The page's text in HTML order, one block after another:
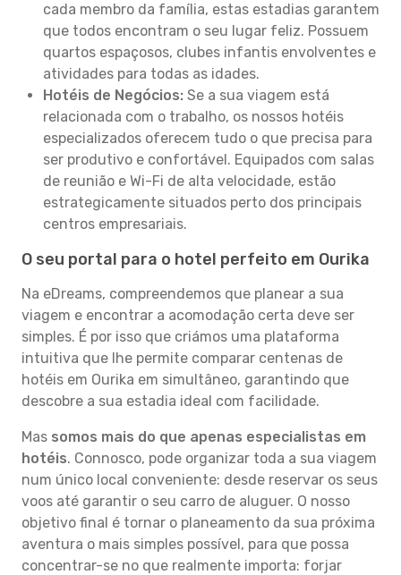
cada membro da família, estas estadias garantem
que todos encontram o seu lugar feliz. Possuem
quartos espaçosos, clubes infantis envolventes e
atividades para todas as idades.
Hotéis de Negócios: Se a sua viagem está
relacionada com o trabalho, os nossos hotéis
especializados oferecem tudo o que precisa para
ser produtivo e confortável. Equipados com salas
de reunião e Wi-Fi de alta velocidade, estão
estrategicamente situados perto dos principais
centros empresariais.
O seu portal para o hotel perfeito em Ourika
Na eDreams, compreendemos que planear a sua
viagem e encontrar a acomodação certa deve ser
simples. É por isso que criámos uma plataforma
intuitiva que lhe permite comparar centenas de
hotéis em Ourika em simultâneo, garantindo que
descobre a sua estadia ideal com facilidade.
Mas somos mais do que apenas especialistas em
hotéis. Connosco, pode organizar toda a sua viagem
num único local conveniente: desde reservar os seus
voos até garantir o seu carro de aluguer. O nosso
objetivo final é tornar o planeamento da sua próxima
aventura o mais simples possível, para que possa
concentrar-se no que realmente importa: forjar